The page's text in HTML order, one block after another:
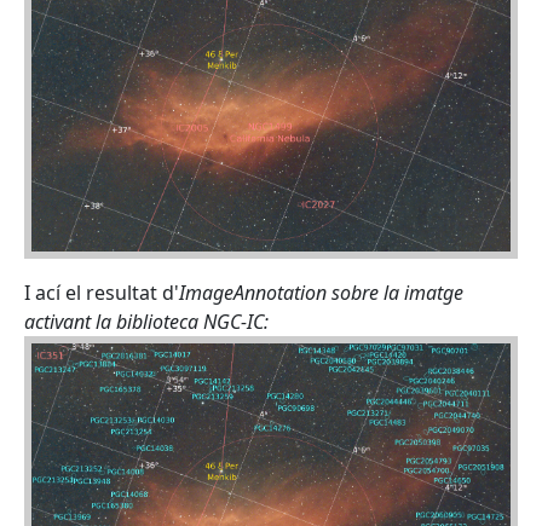
I ací el resultat d'ImageAnnotationsobre la imatge
activant la biblioteca NGC-IC: